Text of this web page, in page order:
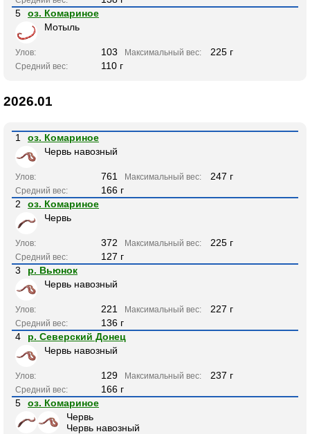
5
оз. Комариное
Мотыль
Улов: 103 Максимальный вес: 225 г
Средний вес: 110 г
2026.01
1
оз. Комариное
Червь навозный
Улов: 761 Максимальный вес: 247 г
Средний вес:
166 г
2
оз. Комариное
Червь
Улов: 372 Максимальный вес: 225 г
Средний вес:
127 г
3
р. Вьюнок
Червь навозный
Улов: 221 Максимальный вес: 227 г
Средний вес:
136 г
4
р. Северский Донец
Червь навозный
Улов: 129 Максимальный вес: 237 г
Средний вес:
166 г
5
оз. Комариное
Червь
Червь навозный